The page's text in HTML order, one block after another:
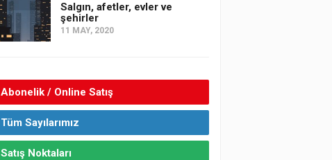
Salgın, afetler, evler ve
şehirler
11 MAY, 2020
Abonelik / Online Satış
Tüm Sayılarımız
Satış Noktaları